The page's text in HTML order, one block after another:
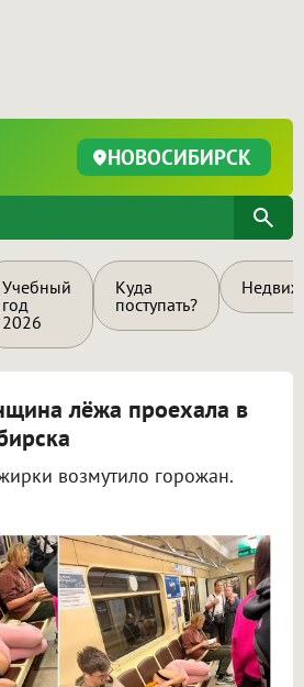
НОВОСИБИРСК
Учебный
год
2026
Куда
поступать?
лёжа проехала в
возмутило горожан.